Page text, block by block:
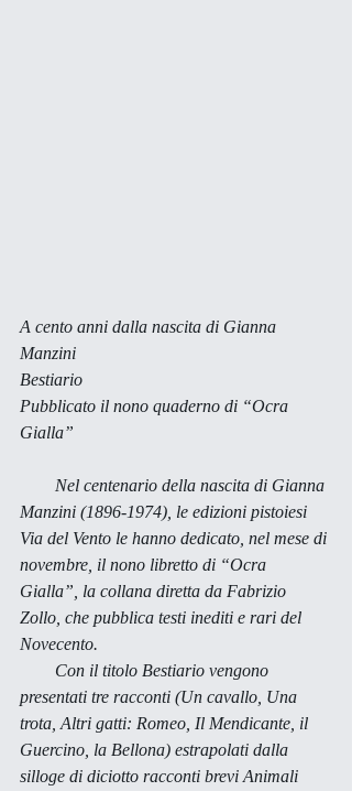
A cento anni dalla nascita di Gianna
Manzini
Bestiario
Pubblicato il nono quaderno di “Ocra
Gialla”
Manzini (1896-1974), le edizioni pistoiesi
Via del Vento le hanno dedicato, nel mese di
novembre, il nono libretto di “Ocra
Gialla”, la collana diretta da Fabrizio
Zollo, che pubblica testi inediti e rari del
Novecento.
        Con il titolo
Bestiario vengono
presentati tre racconti (Un cavallo Una
trota, Altri gatti: Romeo Il Mendicante il
Guercino la Bellona) estrapolati dalla
silloge di diciotto racconti brevi Animali